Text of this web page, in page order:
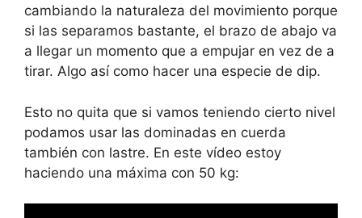
cambiando la naturaleza del movimiento porque
si las separamos bastante, el brazo de abajo va
a llegar un momento que a empujar en vez de a
tirar. Algo así como hacer una especie de dip.
Esto no quita que si vamos teniendo cierto nivel
podamos usar las dominadas en cuerda
también con lastre. En este vídeo estoy
haciendo una máxima con 50 kg: